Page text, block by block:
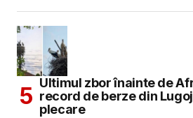
Ultimul zbor înainte de
record de berze din
plecare